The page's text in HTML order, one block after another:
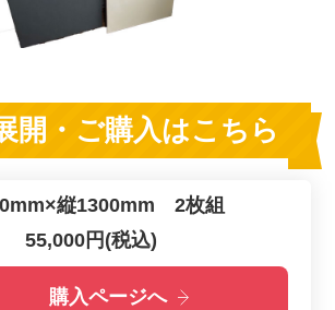
開・ご購入はこちら
縦1300mm 2枚組
55,000円(税込)
購入ページへ